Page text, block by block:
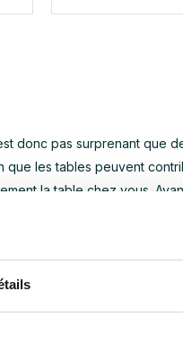
donc pas surprenant que
les tables peuvent
la table chez vous.
s'intègre dans votre maison.
par les possibilités.
à la main. En
vous pouvez donner à